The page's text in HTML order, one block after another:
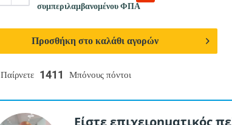
Παίρνετε 1411 Μπόνους πόντοι
συμπεριλαμβανομένου ΦΠΑ
Προσθήκη στο καλάθι αγορών